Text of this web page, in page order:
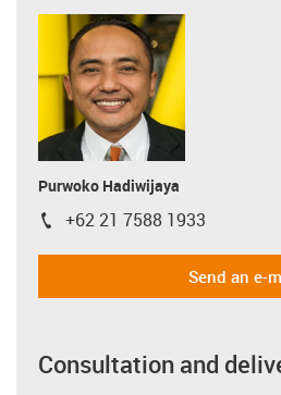
Purwoko Hadiwijaya
igus-icon-phone
+62 21 7588 1933
Send an e-
Consultation and